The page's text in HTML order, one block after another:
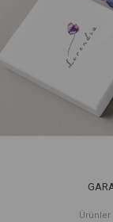
Ürünler